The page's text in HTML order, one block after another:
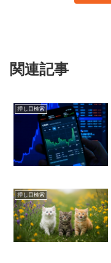
関連記事
押し目検索
押し目検索